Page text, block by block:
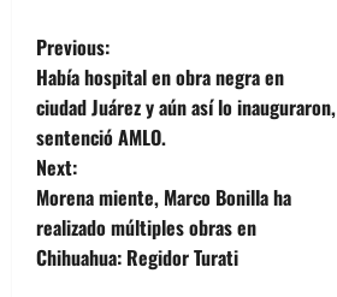
P
o
s
t
n
Previous:
Había hospital en obra negra en
ciudad Juárez y aún así lo inauguraron,
sentenció AMLO.
Next:
Morena miente, Marco Bonilla ha
realizado múltiples obras en
Chihuahua: Regidor Turati